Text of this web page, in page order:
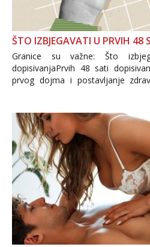
ŠTO IZBJEGAVATI U PRVIH 48
Granice su važne: Što
dopisivanjaPrvih 48 sati
prvog dojma i postavljanje
Važno je izbjeći prebrzo
informacija, jer nepoznata
povjerenje. Takođe...